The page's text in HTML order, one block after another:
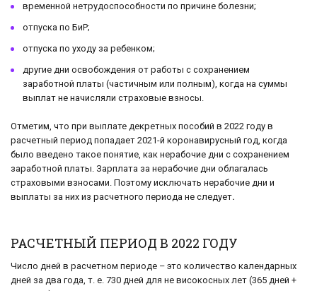
временной нетрудоспособности по причине болезни;
отпуска по БиР;
отпуска по уходу за ребенком;
другие дни освобождения от работы с сохранением
заработной платы (частичным или полным), когда на суммы
выплат не начисляли страховые взносы.
Отметим, что при выплате декретных пособий в 2022 году в
расчетный период попадает 2021-й коронавирусный год, когда
было введено такое понятие, как нерабочие дни с сохранением
заработной платы. Зарплата за нерабочие дни облагалась
страховыми взносами. Поэтому исключать нерабочие дни и
выплаты за них из расчетного периода не следует.
РАСЧЕТНЫЙ ПЕРИОД В 2022 ГОДУ
Число дней в расчетном периоде – это количество календарных
дней за два года, т. е. 730 дней для не високосных лет (365 дней +